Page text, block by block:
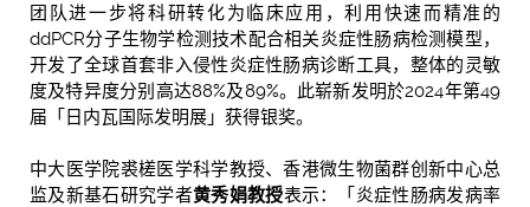
团队进一步将科研转化为临床应用，利用快速而精准的
ddPCR分子生物学检测技术配合相关炎症性肠病检测模型，
开发了全球首套非入侵性炎症性肠病诊断工具，整体的灵敏
度及特异度分别高达88%及89%。此崭新发明於2024年第49
届「日内瓦国际发明展」获得银奖。
中大医学院裘槎医学科学教授、香港微生物菌群创新中心总
监及新基石研究学者黄秀娟教授表示：「炎症性肠病发病率